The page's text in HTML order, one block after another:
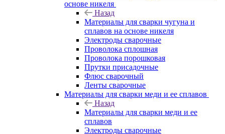
основе никеля
Назад
Материалы для сварки чугуна и
сплавов на основе никеля
Электроды сварочные
Проволока сплошная
Проволока порошковая
Прутки присадочные
Флюс сварочный
Ленты сварочные
Материалы для сварки меди и ее сплавов
Назад
Материалы для сварки меди и ее
сплавов
Электроды сварочные